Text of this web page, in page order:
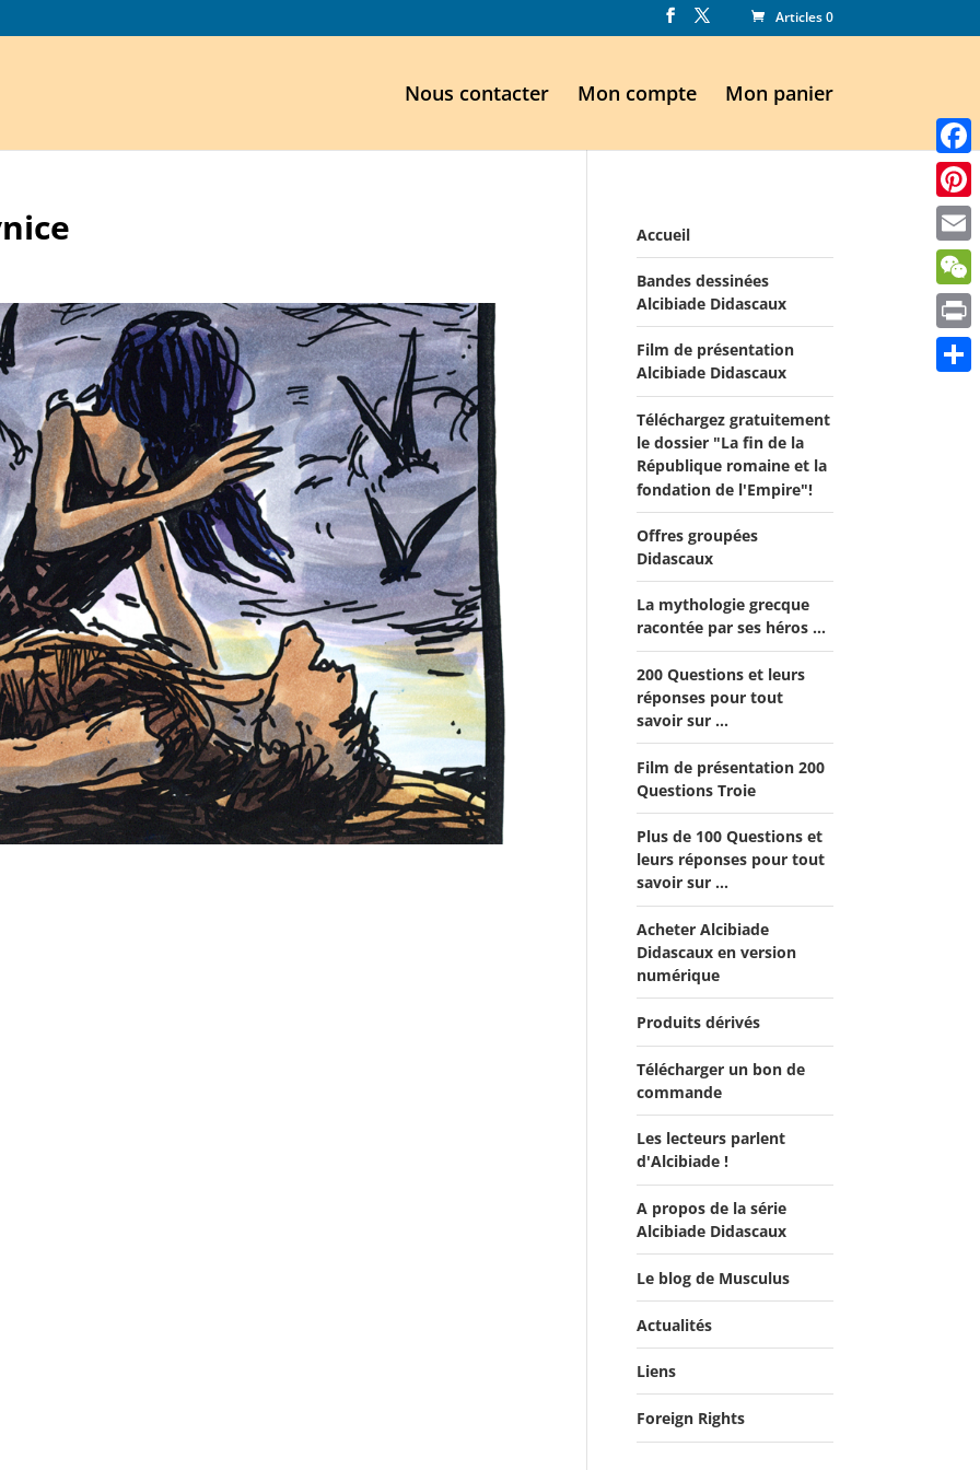
Articles 0
Nous contacter Mon compte Mon panier
Accueil
Bandes dessinées
Alcibiade Didascaux
Film de présentation
Alcibiade Didascaux
Téléchargez gratuitement
le dossier "La fin de la
République romaine et la
fondation de l'Empire"!
Offres groupées
Didascaux
Offre "Tout savoir sur la
guerre de Troie!"
Offre Spéciale Moyen Âge
Offre 5 volumes + cadeau
Offre Spéciale Latinistes
Offre Spéciale “De la fin
de la République romaine
à la fondation de l’Empire”
Offre Collection complète
Alcibiade Didascaux
La mythologie grecque
racontée par ses héros ...
200 Questions et leurs
réponses pour tout
savoir sur ...
Film de présentation 200
Questions Troie
Plus de 100 Questions et
leurs réponses pour tout
savoir sur ...
Acheter Alcibiade
Didascaux en version
numérique
Produits dérivés
Télécharger un bon de
commande
Les lecteurs parlent
d'Alcibiade !
Les lecteurs en parlent -
Livre d'0r
Flipbook Exposé
Alcibiade Didascaux
A propos de la série
Alcibiade Didascaux
Le blog de Musculus
Actualités
Actualités
Salons du Livre
Liens
Foreign Rights
Email
Print